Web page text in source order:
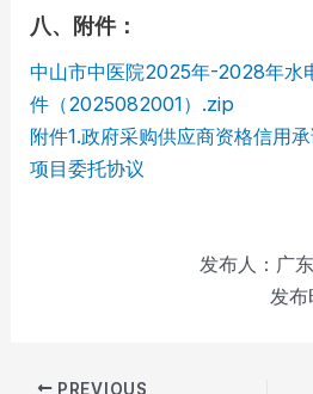
八、附件：
中山市中医院2025年-2028年水
件（2025082001）.zip
附件1.政府采购供应商资格信用
项目委托协议
发布人：广
发
Post PREVIOUS